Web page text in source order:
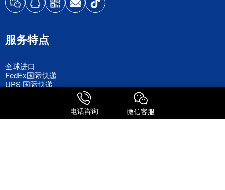
服务特点
全球进口
FedEx国际快递
UPS 国际快递
关注我们
电话咨询 微信客服